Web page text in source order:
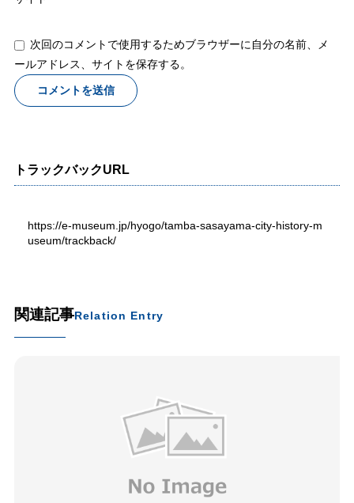
次回のコメントで使用するためブラウザーに自分の名前、メ
ールアドレス、サイトを保存する。
トラックバックURL
https://e-museum.jp/hyogo/tamba-sasayama-city-history-m
useum/trackback/
関連記事Relation Entry